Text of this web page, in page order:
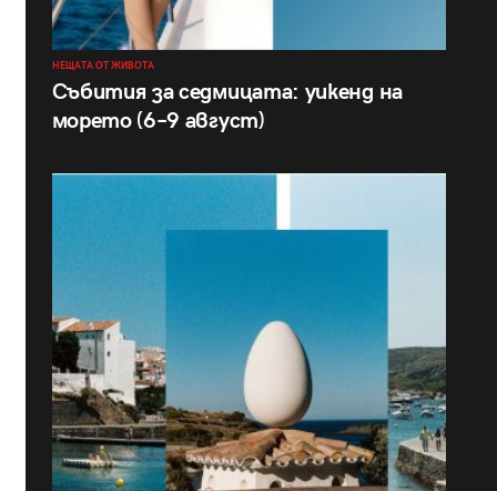
НЕЩАТА ОТ ЖИВОТА
Събития за седмицата: уикенд на
морето (6–9 август)